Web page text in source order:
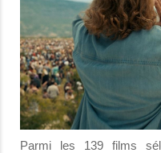
Parmi les 139 films